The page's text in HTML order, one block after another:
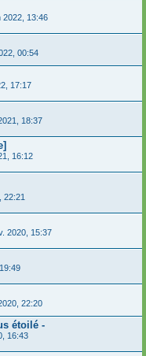
2022, 13:46
00:54
17:17
18:37
16:12
22:21
2020, 15:37
22:20
étoilé -
16:43